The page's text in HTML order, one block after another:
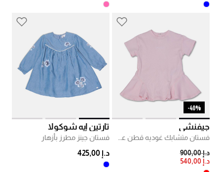
40%-
جيفنشي
PRICE REDUCED FROM
د.إ 900,00
TO
د.إ 540,00
تارتين إيه شوكولا
فستان جينز مطرز بأزهار
د.إ 425,00